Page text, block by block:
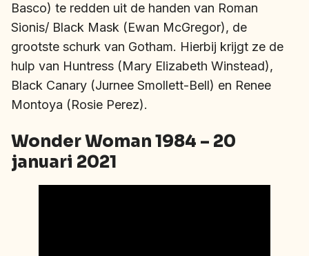
Basco) te redden uit de handen van Roman
Sionis/ Black Mask (Ewan McGregor), de
grootste schurk van Gotham. Hierbij krijgt ze de
hulp van Huntress (Mary Elizabeth Winstead),
Black Canary (Jurnee Smollett-Bell) en Renee
Montoya (Rosie Perez).
Wonder Woman 1984 – 20
januari 2021